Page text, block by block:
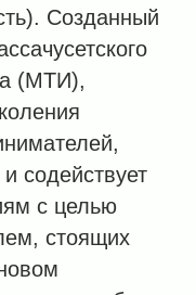
Созданный
(МТИ),
содействует
с целью
стоящих